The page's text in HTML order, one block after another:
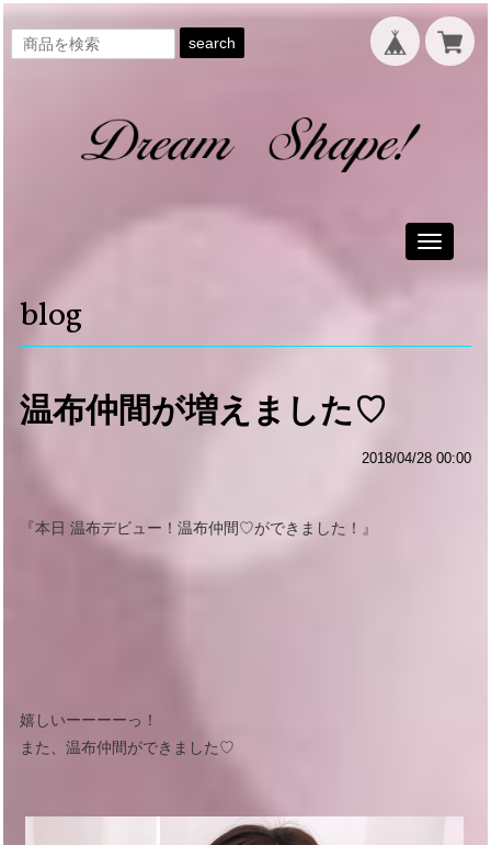
search
Toggle
blog
温布仲間が増えました♡
2018/04/28 00:00
『本日 温布デビュー！温布仲間♡ができました！』
嬉しいーーーーっ！
また、温布仲間ができました♡